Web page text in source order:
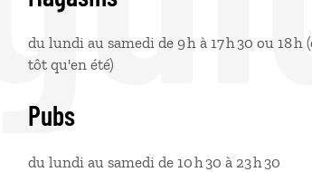
du lundi au samedi de 9 h à 17 h 30 ou 18
tôt qu'en été)
Pubs
du lundi au samedi de 10 h 30 à 23 h 30